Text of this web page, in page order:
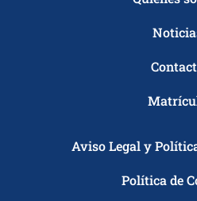
Aviso Legal y
Política de